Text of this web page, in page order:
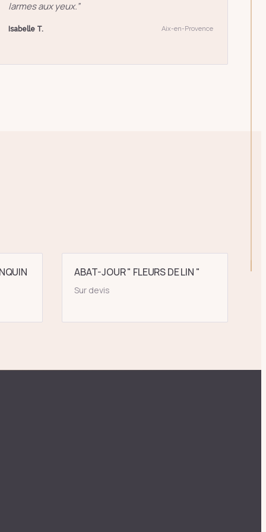
larmes aux yeux.”
Isabelle T. Aix-en-Provence
ABAT-JOUR " FLEURS DE LIN "
Sur devis